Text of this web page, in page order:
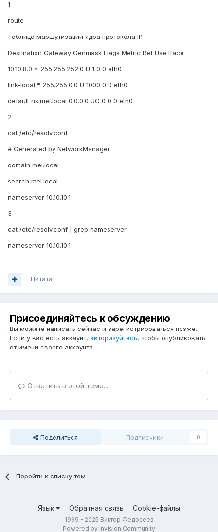
1
route
Таблица маршутизации ядра протокола IP
Destination Gateway Genmask Flags Metric Ref Use Iface
10.10.8.0 * 255.255.252.0 U 1 0 0 eth0
link-local * 255.255.0.0 U 1000 0 0 eth0
default ns.mel.local 0.0.0.0 UG 0 0 0 eth0
2
cat /etc/resolv.conf
# Generated by NetworkManager
domain mel.local
search mel.local
nameserver 10.10.10.1
3
cat /etc/resolv.conf | grep nameserver
nameserver 10.10.10.1
Цитата
Присоединяйтесь к обсуждению
Вы можете написать сейчас и зарегистрироваться позже.
Если у вас есть аккаунт, авторизуйтесь, чтобы опубликовать
от имени своего аккаунта.
Ответить в этой теме...
Поделиться Подписчики 0
Перейти к списку тем
Язык Обратная связь Cookie-файлы
1999 - 2025 Виктор Федосеев
Powered by Invision Community